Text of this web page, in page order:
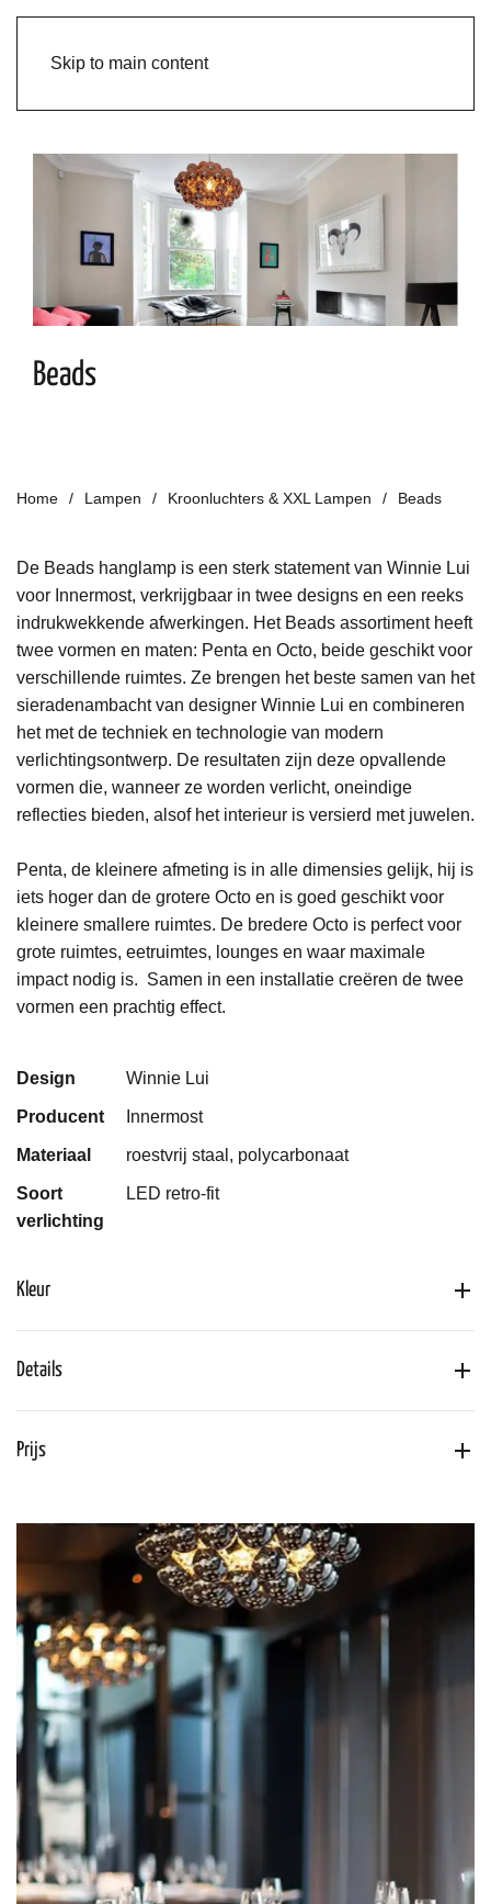
Skip to main content
Beads
Home Lampen Kroonluchters & XXL Lampen Beads
De Beads hanglamp is een sterk statement van Winnie Lui
voor Innermost, verkrijgbaar in twee designs en een reeks
indrukwekkende afwerkingen. Het Beads assortiment heeft
twee vormen en maten: Penta en Octo, beide geschikt voor
verschillende ruimtes. Ze brengen het beste samen van het
sieradenambacht van designer Winnie Lui en combineren
het met de techniek en technologie van modern
verlichtingsontwerp. De resultaten zijn deze opvallende
vormen die, wanneer ze worden verlicht, oneindige
reflecties bieden, alsof het interieur is versierd met juwelen.
Penta, de kleinere afmeting is in alle dimensies gelijk, hij is
iets hoger dan de grotere Octo en is goed geschikt voor
kleinere smallere ruimtes. De bredere Octo is perfect voor
grote ruimtes, eetruimtes, lounges en waar maximale
impact nodig is. Samen in een installatie creëren de twee
vormen een prachtig effect.
Design Winnie Lui
Producent Innermost
Materiaal roestvrij staal, polycarbonaat
Soort
verlichting
LED retro-fit
Kleur
Details
Prijs